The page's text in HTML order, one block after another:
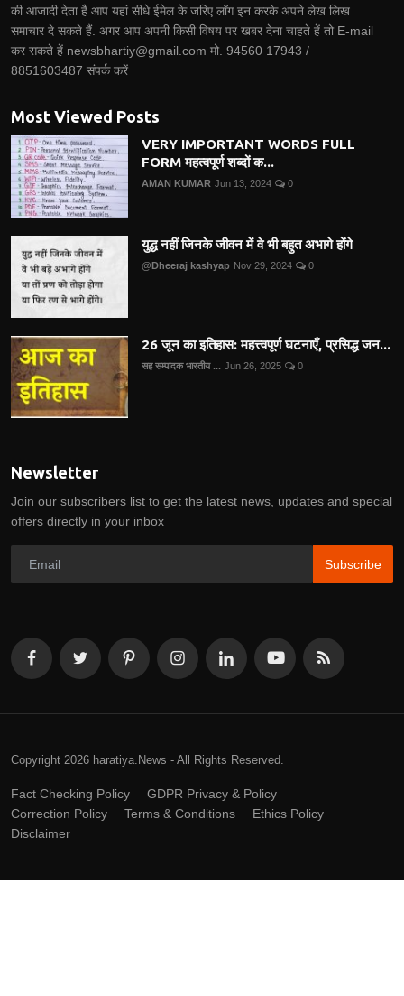
की आजादी देता है आप यहां सीधे ईमेल के जरिए लॉग इन करके अपने लेख लिख
समाचार दे सकते हैं. अगर आप अपनी किसी विषय पर खबर देना चाहते हें तो E-mail
कर सकते हें newsbhartiy@gmail.com मो. 94560 17943 /
8851603487 संपर्क करें
Most Viewed Posts
VERY IMPORTANT WORDS FULL
FORM महत्वपूर्ण शब्दों क...
AMAN KUMAR Jun 13, 2024 0
युद्ध नहीं जिनके जीवन में वे भी बहुत अभागे होंगे
@Dheeraj kashyap Nov 29, 2024 0
26 जून का इतिहास: महत्त्वपूर्ण घटनाएँ, प्रसिद्ध जन...
सह सम्पादक भारतीय ... Jun 26, 2025 0
Newsletter
Join our subscribers list to get the latest news, updates and special
offers directly in your inbox
Subscribe
Copyright 2026 haratiya.News - All Rights Reserved.
Fact Checking Policy
GDPR Privacy & Policy
Correction Policy
Terms & Conditions
Ethics Policy
Disclaimer